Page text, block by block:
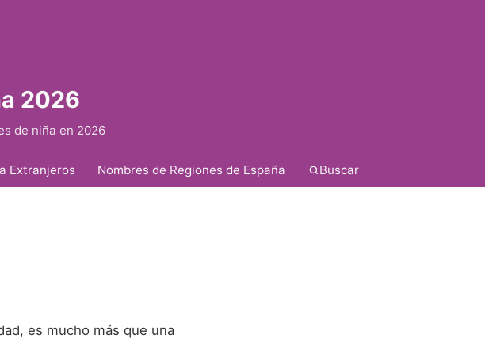
2026
de niña en 2026
Extranjeros Nombres de Regiones de España Buscar
es mucho más que una